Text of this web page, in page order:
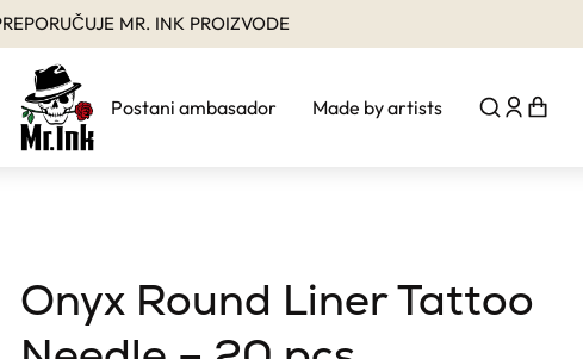
MR. INK PROIZVODE
Postani ambasador Made by artists
Onyx Round Liner Tattoo